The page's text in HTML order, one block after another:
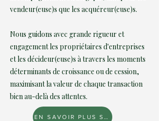
vendeur(euse)s que les acquéreur(euse)s.
Nous guidons avec grande rigueur et
engagement les propriétaires d'entreprises
et les décideur(euse)s à travers les moments
déterminants de croissance ou de cession,
maximisant la valeur de chaque transaction
bien au-delà des attentes.
EN SAVOIR PLUS SUR NOUS